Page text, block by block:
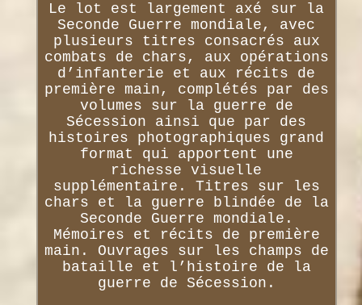
Le lot est largement axé sur la
Seconde Guerre mondiale, avec
plusieurs titres consacrés aux
combats de chars, aux opérations
d’infanterie et aux récits de
première main, complétés par des
volumes sur la guerre de
Sécession ainsi que par des
histoires photographiques grand
format qui apportent une
richesse visuelle
supplémentaire. Titres sur les
chars et la guerre blindée de la
Seconde Guerre mondiale.
Mémoires et récits de première
main. Ouvrages sur les champs de
bataille et l’histoire de la
guerre de Sécession.